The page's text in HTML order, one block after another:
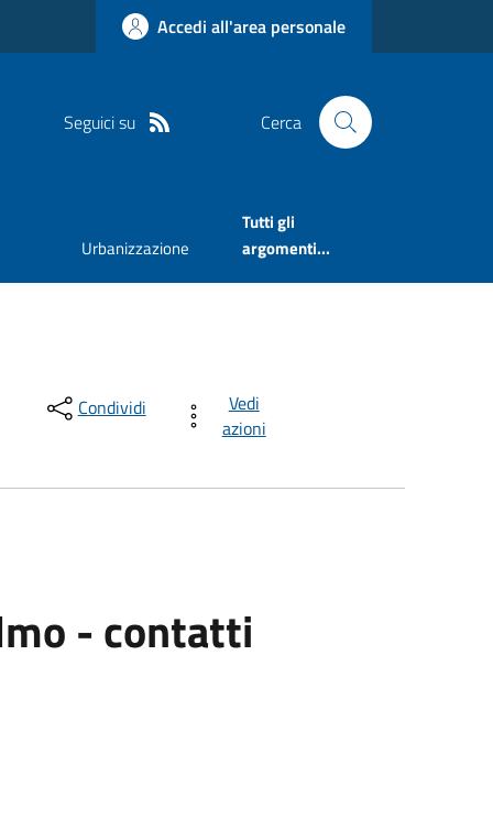
Accedi all'area personale
Seguici su Cerca
Urbanizzazione
Tutti gli
argomenti...
Condividi
Vedi
azioni
- contatti